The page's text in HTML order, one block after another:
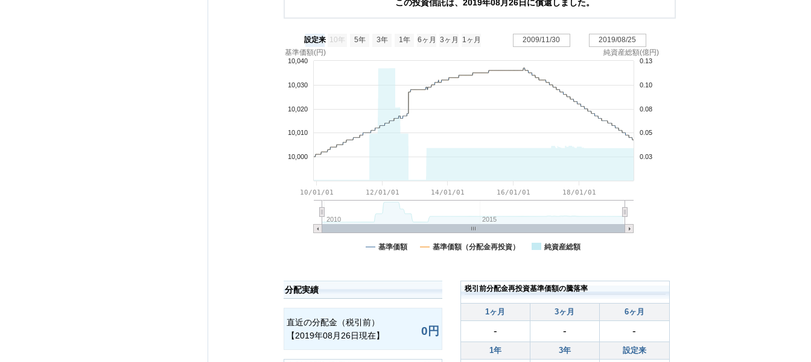
この投資信託は、2019年08月26日に償還しました。
設定来 10年 5年 3年 1年 6ヶ月 3ヶ月 1ヶ月 2009/11/30
2019/08/25
基準価額(円)
純資産総額(億円)
基準価額 基準価額（分配金再投資） 純資産総額
10/01/01 12/01/01 14/01/01 16/01/01 18/01/01
2010 2015
10,000
10,010
10,020
10,030
10,040
0.03
0.05
0.08
0.10
0.13
分配実績
直近の分配金（税引前）
【2019年08月26日現在】
0円
税引前分配金再投資基準価額の騰落率
1ヶ月 3ヶ月 6ヶ月
- - -
1年 3年 設定来